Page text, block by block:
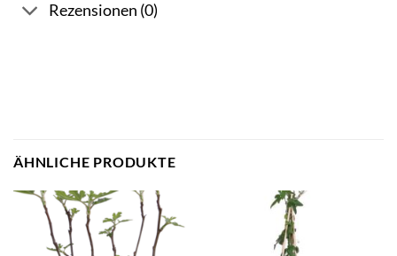
Rezensionen (0)
ÄHNLICHE PRODUKTE